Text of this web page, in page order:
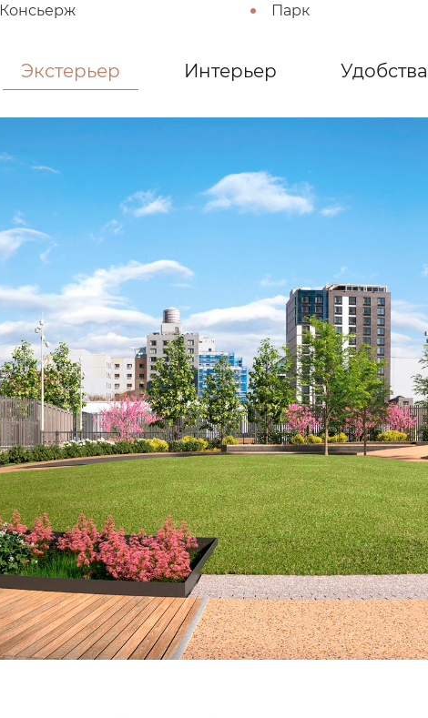
Консьерж Парк
Экстерьер Интерьер Удобства